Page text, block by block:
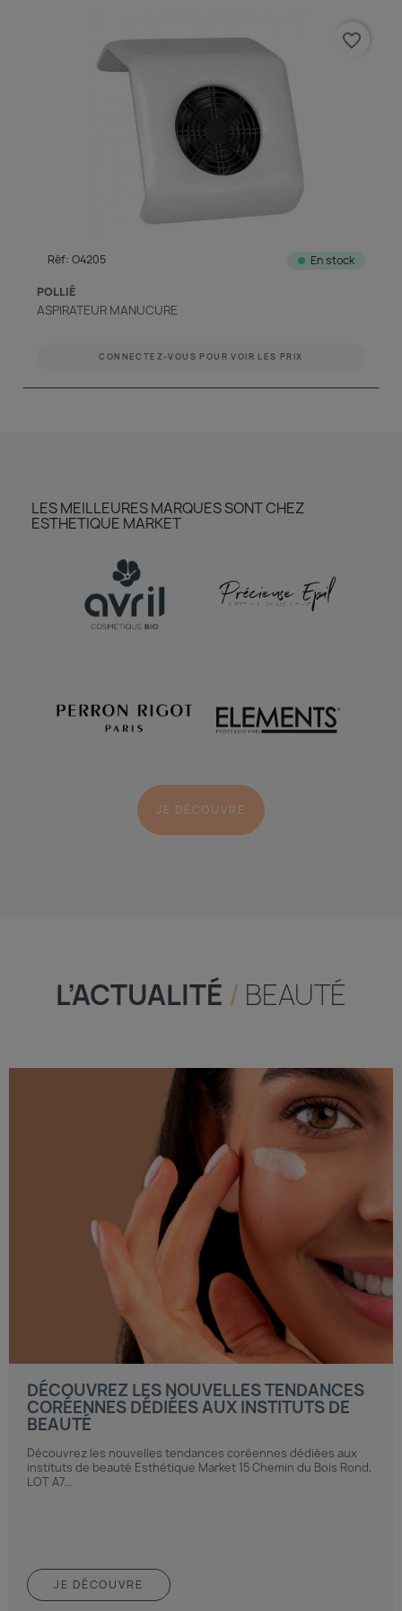
Réf: O4205 En stock
POLLIÉ
ASPIRATEUR MANUCURE
CONNECTEZ-VOUS POUR VOIR LES PRIX
favorite_border
LES MEILLEURES MARQUES SONT CHEZ
ESTHETIQUE MARKET
JE DÉCOUVRE
L’ACTUALITÉ / BEAUTÉ
DÉCOUVREZ LES NOUVELLES TENDANCES
CORÉENNES DÉDIÉES AUX INSTITUTS DE
BEAUTÉ
Découvrez les nouvelles tendances coréennes dédiées aux
instituts de beauté Esthétique Market 15 Chemin du Bois Rond,
LOT A7...
JE DÉCOUVRE
ACCÈS COMPTE